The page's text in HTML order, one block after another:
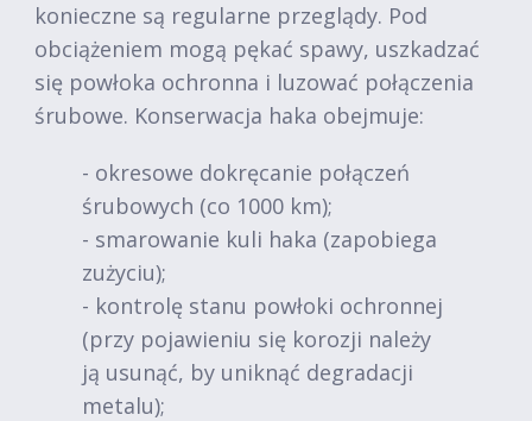
konieczne są regularne przeglądy. Pod
obciążeniem mogą pękać spawy, uszkadzać
się powłoka ochronna i luzować połączenia
śrubowe. Konserwacja haka obejmuje:
- okresowe dokręcanie połączeń
śrubowych (co 1000 km);
- smarowanie kuli haka (zapobiega
zużyciu);
- kontrolę stanu powłoki ochronnej
(przy pojawieniu się korozji należy
ją usunąć, by uniknąć degradacji
metalu);